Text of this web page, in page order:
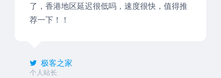
了，香港地区延迟很低吗，速度很快，值得推
荐一下！！
极客之家
个人站长